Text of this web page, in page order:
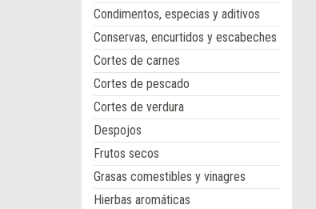
Condimentos, especias y aditivos
Conservas, encurtidos y escabeches
Cortes de carnes
Cortes de pescado
Cortes de verdura
Despojos
Frutos secos
Grasas comestibles y vinagres
Hierbas aromáticas